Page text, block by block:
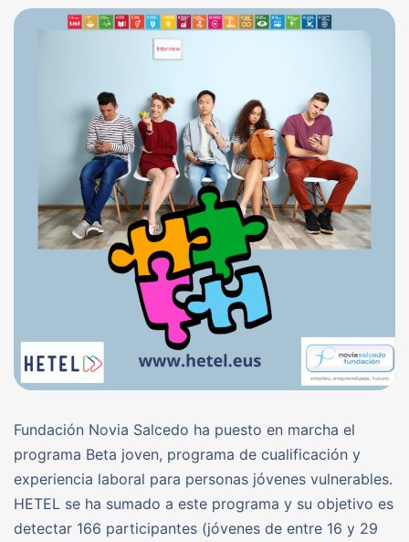
Fundación Novia Salcedo ha puesto en marcha el
programa Beta joven, programa de cualificación y
experiencia laboral para personas jóvenes vulnerables.
HETEL se ha sumado a este programa y su objetivo es
detectar 166 participantes (jóvenes de entre 16 y 29